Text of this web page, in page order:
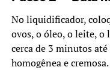
No liquidificador,
ovos, o óleo, o leite, o
cerca de 3 minutos
homogênea e cremosa.